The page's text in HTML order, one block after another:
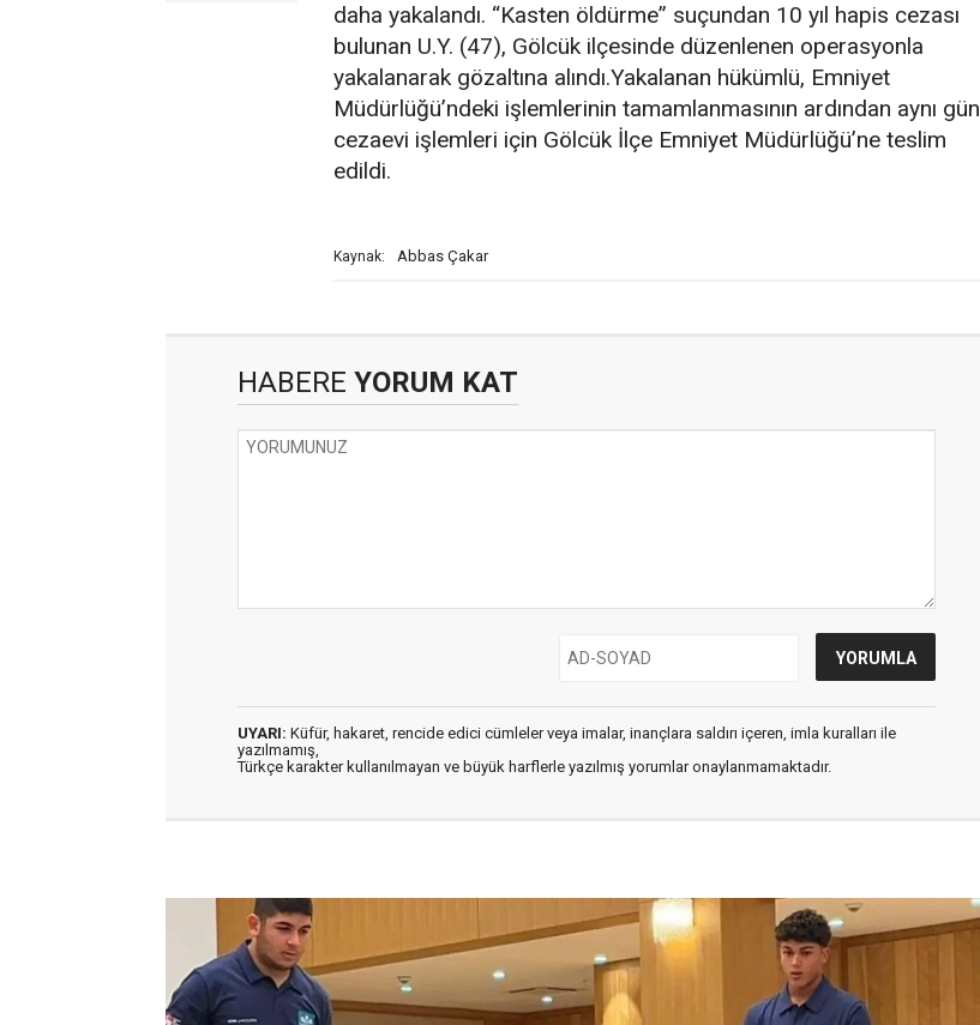
daha yakalandı. “Kasten öldürme” suçundan 10 yıl hapis cezası
bulunan U.Y. (47), Gölcük ilçesinde düzenlenen operasyonla
yakalanarak gözaltına alındı.Yakalanan hükümlü, Emniyet
Müdürlüğü’ndeki işlemlerinin tamamlanmasının ardından aynı gün
cezaevi işlemleri için Gölcük İlçe Emniyet Müdürlüğü’ne teslim
edildi.
Kaynak: Abbas Çakar
HABERE YORUM KAT
UYARI: Küfür, hakaret, rencide edici cümleler veya imalar, inançlara saldırı içeren, imla kuralları ile
yazılmamış,
Türkçe karakter kullanılmayan ve büyük harflerle yazılmış yorumlar onaylanmamaktadır.